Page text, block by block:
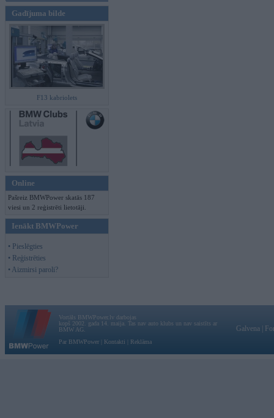
Gadījuma bilde
F13 kabriolets
Online
Pašreiz BMWPower skatās 187
viesi un 2 reģistrēti lietotāji.
Ienākt BMWPower
• Pieslēgties
• Reģistrēties
• Aizmirsi paroli?
Vortāls BMWPower.lv darbojas
kopš 2002. gada 14. maija. Tas nav auto klubs un nav saistīts ar
BMW AG.
Par BMWPower
Kontakti Reklāma
Galvena